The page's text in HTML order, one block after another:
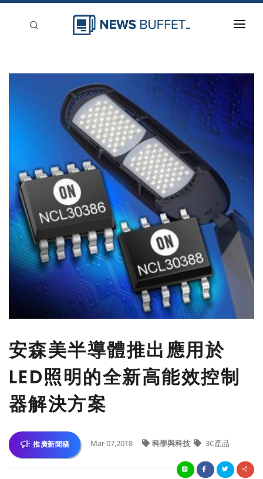
安森美半導體推出應用於
LED照明的全新高能效控制
器解決方案
推廣新聞稿 Mar 07,2018 科學與科技 3C產品